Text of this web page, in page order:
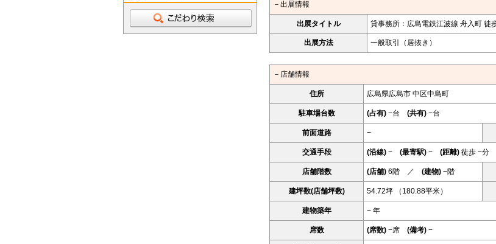
－出展情報
出展タイトル 貸事務所：広島電鉄江波線 舟入町 徒
出展方法 一般取引（居抜き）
－店舗情報
住所 広島県広島市 中区中島町
駐車場台数 (占有) −台 (共有) −台
前面道路 −
交通手段 (沿線) − (最寄駅) − (距離) 徒歩 −分
店舗階数 (店舗) 6階 ／ (建物) −階
建坪数(店舗坪数) 54.72坪 （180.88平米）
建物築年 − 年
席数 (席数) −席 (備考) −